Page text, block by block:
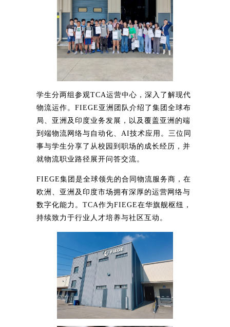
学生分两组参观TCA运营中心，深入了解现代
物流运作。FIEGE亚洲团队介绍了集团全球布
局、亚洲及印度业务发展，以及覆盖亚洲的端
到端物流网络与自动化、AI技术应用。三位同
事与学生分享了从校园到职场的成长经历，并
就物流职业路径展开问答交流。
FIEGE集团是全球领先的合同物流服务商，在
欧洲、亚洲及印度市场拥有深厚的运营网络与
数字化能力。TCA作为FIEGE在华旗舰枢纽，
持续致力于行业人才培养与社区互动。